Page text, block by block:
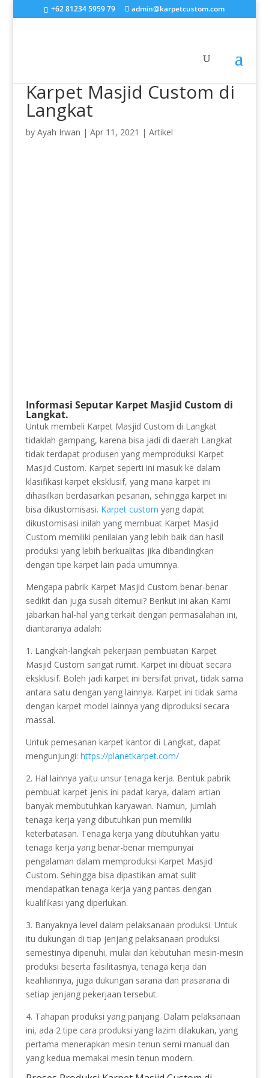
+62 81234 5959 79 admin@karpetcustom.com
Karpet Masjid Custom di
Langkat
by Ayah Irwan | Apr 11, 2021 | Artikel
Informasi Seputar Karpet Masjid Custom di
Langkat.
Untuk membeli Karpet Masjid Custom di Langkat
tidaklah gampang, karena bisa jadi di daerah Langkat
tidak terdapat produsen yang memproduksi Karpet
Masjid Custom. Karpet seperti ini masuk ke dalam
klasifikasi karpet eksklusif, yang mana karpet ini
dihasilkan berdasarkan pesanan, sehingga karpet ini
bisa dikustomisasi. Karpet custom yang dapat
dikustomisasi inilah yang membuat Karpet Masjid
Custom memiliki penilaian yang lebih baik dan hasil
produksi yang lebih berkualitas jika dibandingkan
dengan tipe karpet lain pada umumnya.
Mengapa pabrik Karpet Masjid Custom benar-benar
sedikit dan juga susah ditemui? Berikut ini akan Kami
jabarkan hal-hal yang terkait dengan permasalahan ini,
diantaranya adalah:
1. Langkah-langkah pekerjaan pembuatan Karpet
Masjid Custom sangat rumit. Karpet ini dibuat secara
eksklusif. Boleh jadi karpet ini bersifat privat, tidak sama
antara satu dengan yang lainnya. Karpet ini tidak sama
dengan karpet model lainnya yang diproduksi secara
massal.
Untuk pemesanan karpet kantor di Langkat, dapat
mengunjungi: https://planetkarpet.com/
2. Hal lainnya yaitu unsur tenaga kerja. Bentuk pabrik
pembuat karpet jenis ini padat karya, dalam artian
banyak membutuhkan karyawan. Namun, jumlah
tenaga kerja yang dibutuhkan pun memiliki
keterbatasan. Tenaga kerja yang dibutuhkan yaitu
tenaga kerja yang benar-benar mempunyai
pengalaman dalam memproduksi Karpet Masjid
Custom. Sehingga bisa dipastikan amat sulit
mendapatkan tenaga kerja yang pantas dengan
kualifikasi yang diperlukan.
3. Banyaknya level dalam pelaksanaan produksi. Untuk
itu dukungan di tiap jenjang pelaksanaan produksi
semestinya dipenuhi, mulai dari kebutuhan mesin-mesin
produksi beserta fasilitasnya, tenaga kerja dan
keahliannya, juga dukungan sarana dan prasarana di
setiap jenjang pekerjaan tersebut.
4. Tahapan produksi yang panjang. Dalam pelaksanaan
ini, ada 2 tipe cara produksi yang lazim dilakukan, yang
pertama menerapkan mesin tenun semi manual dan
yang kedua memakai mesin tenun modern.